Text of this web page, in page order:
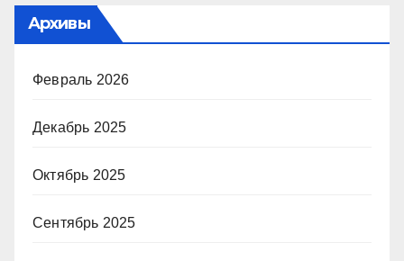
Архивы
Февраль 2026
Декабрь 2025
Октябрь 2025
Сентябрь 2025